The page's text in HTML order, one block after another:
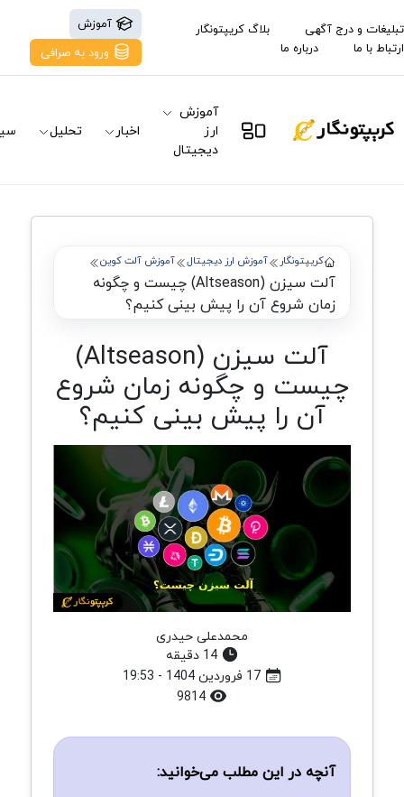
تبلیغات و درج آگهی
بلاگ کریپتونگار
ارتباط با ما
درباره ما
آموزش
ورود به صرافی
آموزش
ارز
دیجیتال
اخبار تحلیل
کریپتونگار آموزش ارز دیجیتال آموزش آلت کوین
آلت سیزن (Altseason) چیست و چگونه
زمان شروع آن را پیش‌ بینی کنیم؟
آلت سیزن (Altseason)
چیست و چگونه زمان شروع
آن را پیش‌ بینی کنیم؟
محمدعلی حیدری
14 دقیقه
17 فروردین 1404 - 19:53
آنچه در این مطلب می‌خوانید: